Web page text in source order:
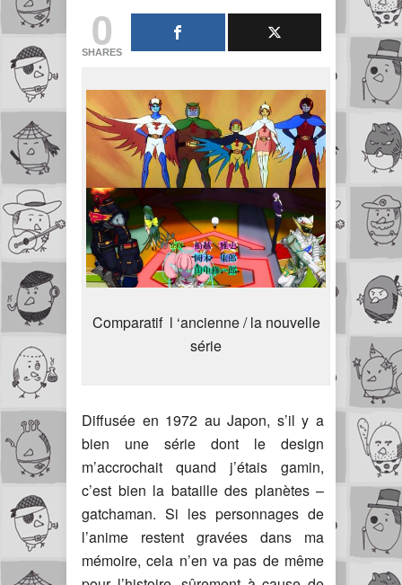
0
SHARES
Comparatif l ‘ancienne / la nouvelle
série
Diffusée en 1972 au Japon, s’il y a
bien une série dont le design
m’accrochait quand j’étais gamin,
c’est bien la bataille des planètes –
gatchaman. Si les personnages de
l’anime restent gravées dans ma
mémoire, cela n’en va pas de même